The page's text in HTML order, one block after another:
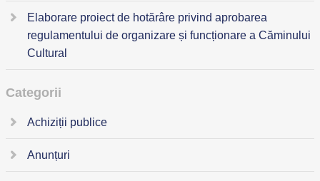
Elaborare proiect de hotărâre privind aprobarea
regulamentului de organizare și funcționare a Căminului
Cultural
Categorii
Achiziții publice
Anunțuri